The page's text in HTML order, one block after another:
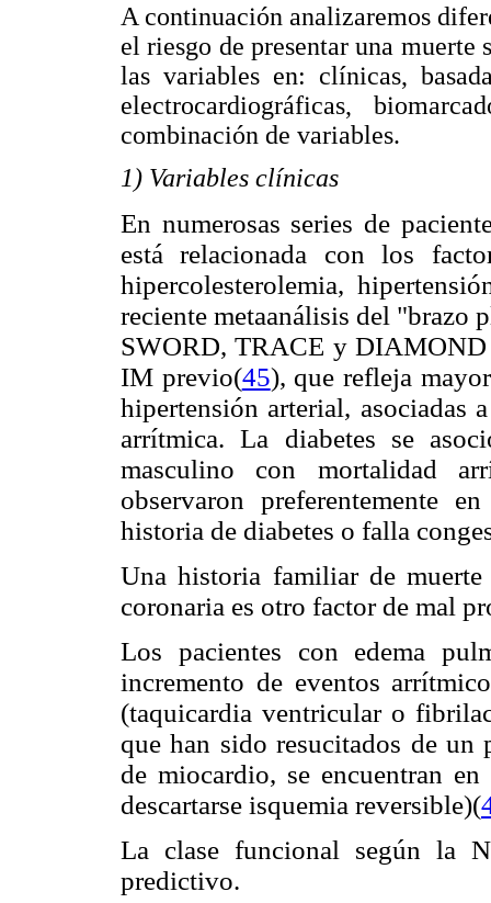
A continuación analizaremos
el riesgo de presentar una
las variables en: clínicas,
electrocardiográficas,
combinación de variables.
1) Variables clínicas
En numerosas series de
está relacionada con los
hipercolesterolemia,
reciente metaanálisis del "brazo
SWORD, TRACE y DIAMOND
IM previo(45), que refleja
hipertensión arterial, asociadas
arrítmica. La diabetes se
masculino con mortalidad
observaron preferentemente
historia de diabetes o falla
Una historia familiar de muerte
coronaria es otro factor de mal
Los pacientes con edema
incremento de eventos
(taquicardia ventricular o
que han sido resucitados de un
de miocardio, se encuentran
descartarse isquemia reversible)(
La clase funcional según la
predictivo.